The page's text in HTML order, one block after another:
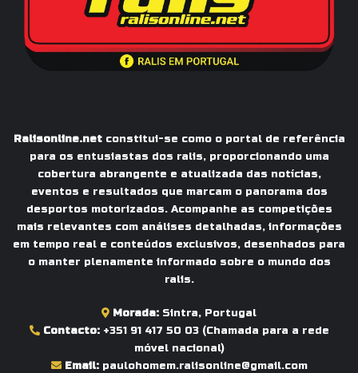
Ralisonline.netconstitui-se como o portal de referência
para os entusiastas dos ralis, proporcionando uma
cobertura abrangente e atualizada das notícias,
eventos e resultados que marcam o panorama dos
desportos motorizados. Acompanhe as competições
mais relevantes com análises detalhadas, informações
em tempo real e conteúdos exclusivos, desenhados para
o manter plenamente informado sobre o mundo dos
ralis.
Morada: Sintra, Portugal
Contacto: +351 91 417 50 03(Chamada para a rede
móvel nacional)
Email: paulohomem.ralisonline@gmail.com